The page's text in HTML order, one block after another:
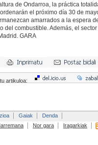
de Ondarroa, la práctica
el próximo día 30 de
amarrados a la espera
del combustible. Además, el
GARA
artikuloa:
Gaiak
Denda
Nor gara Iragarkiak